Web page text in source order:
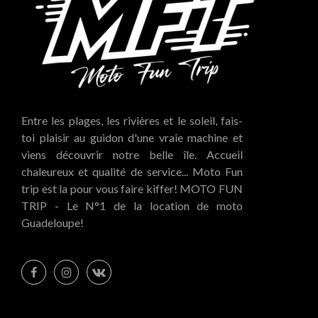
Entre les plages, les rivières et le soleil, fais-
toi plaisir au guidon d'une vraie machine et
viens découvrir notre belle île. Accueil
chaleureux et qualité de service... Moto Fun
trip est la pour vous faire kiffer! MOTO FUN
TRIP - Le N°1 de la location de moto
Guadeloupe!